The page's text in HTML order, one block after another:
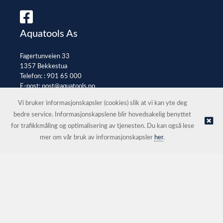
Aquatools As
Fagertunveien 33
1357 Bekkestua
Telefon: : 901 65 000
E-post:post@aquatools.no
© Aquatools As |Nettbutikk levert av Kréatif
Vi bruker informasjonskapsler (cookies) slik at vi kan yte deg
bedre service. Informasjonskapslene blir hovedsakelig benyttet
for trafikkmåling og optimalisering av tjenesten. Du kan også lese
mer om vår bruk av informasjonskapsler her.